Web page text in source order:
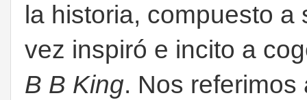
la historia, compuesto
vez inspiró e incito a
B B King. Nos